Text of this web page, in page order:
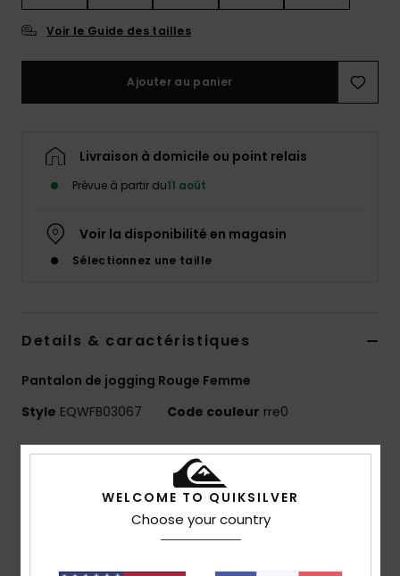
la FAQ
Voir le Guide des tailles
Ajouter au panier
Livraison à domicile ou point relais
Prévue à partir du11 août
Voir la disponibilité en magasin
Sélectionnez une taille
Details & caractéristiques
Pantalon de jogging Rouge Femme
Style EQWFB03067 Code couleur rre0
Caractéristiques
Matière :85 % coton bio, 15 % polyester recyclé [350
WELCOME TO QUIKSILVER
Choose your country